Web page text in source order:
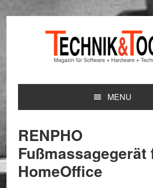
Hauptnavigation
Inhalt
Seitenspalte
MENU
RENPHO
Fußmassagegerät
HomeOffice